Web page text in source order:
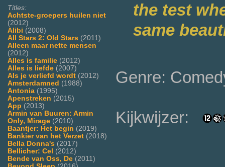
Titles:
Achtste-groepers huilen niet
(2012)
Alibi (2008)
All Stars 2: Old Stars (2011)
Alleen maar nette mensen
(2012)
Alles is familie (2012)
Alles is liefde (2007)
Als je verliefd wordt (2012)
Amsterdamned (1988)
Antonia (1995)
Apenstreken (2015)
App (2013)
Armin van Buuren: Armin
Only, Mirage (2010)
Baantjer: Het begin (2019)
Bankier van het Verzet (2018)
Bella Donna's (2017)
Bellicher: Cel (2012)
Bende van Oss, De (2011)
the test
same
Genre:
Kijkwijzer: